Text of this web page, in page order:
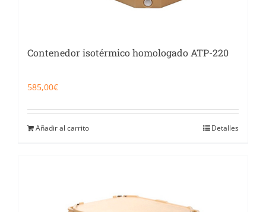
Contenedor isotérmico homologado ATP-220
585,00€
Añadir al carrito Detalles